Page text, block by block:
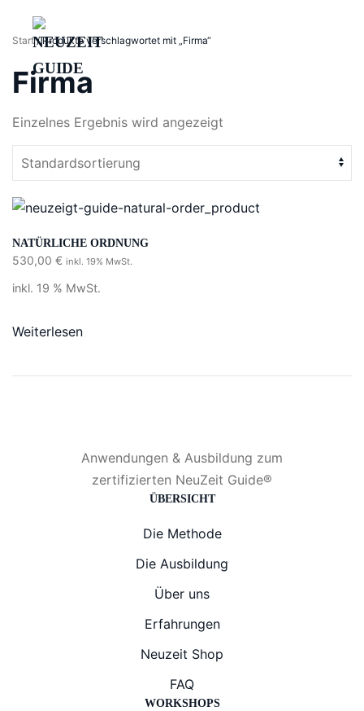
Skip
to
main
content
HOME
DIE METHODE
WORKSHOPS
ÜBER UNS
Start/ Produkte verschlagwortet mit „Firma“
Firma
Einzelnes Ergebnis wird angezeigt
NATÜRLICHE ORDNUNG
530,00 € inkl. 19% MwSt.
inkl. 19 % MwSt.
Weiterlesen
Anwendungen & Ausbildung zum
zertifizierten NeuZeit Guide®
ÜBERSICHT
Die Methode
Die Ausbildung
Über uns
Erfahrungen
Neuzeit Shop
FAQ
WORKSHOPS